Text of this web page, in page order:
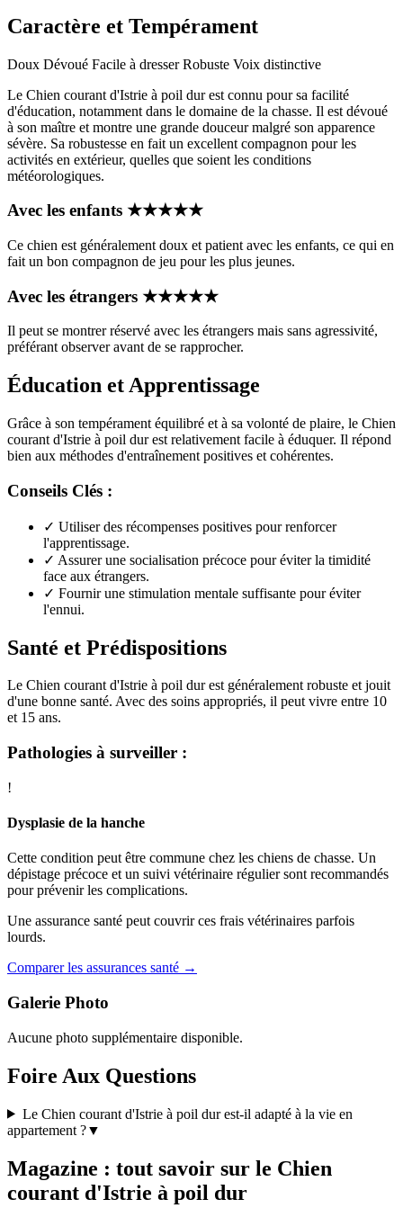
Caractère et Tempérament
Doux Dévoué Facile à dresserRobuste Voix distinctive
Le Chien courant d'Istrie à poil dur est connu pour sa facilité
d'éducation, notamment dans le domaine de la chasse. Il est dévoué
à son maître et montre une grande douceur malgré son apparence
sévère. Sa robustesse en fait un excellent compagnon pour les
activités en extérieur, quelles que soient les conditions
météorologiques.
Avec les enfants ★★★★★
Ce chien est généralement doux et patient avec les enfants, ce qui en
fait un bon compagnon de jeu pour les plus jeunes.
Avec les étrangers ★★★★★
Il peut se montrer réservé avec les étrangers mais sans agressivité,
préférant observer avant de se rapprocher.
Éducation et Apprentissage
Grâce à son tempérament équilibré et à sa volonté de plaire, le Chien
courant d'Istrie à poil dur est relativement facile à éduquer. Il répond
bien aux méthodes d'entraînement positives et cohérentes.
Conseils Clés :
✓ Utiliser des récompenses positives pour renforcer
l'apprentissage.
✓ Assurer une socialisation précoce pour éviter la timidité
face aux étrangers.
✓ Fournir une stimulation mentale suffisante pour éviter
l'ennui.
Santé et Prédispositions
Le Chien courant d'Istrie à poil dur est généralement robuste et jouit
d'une bonne santé. Avec des soins appropriés, il peut vivre entre 10
et 15 ans.
Pathologies à surveiller :
!
Dysplasie de la hanche
Cette condition peut être commune chez les chiens de chasse. Un
dépistage précoce et un suivi vétérinaire régulier sont recommandés
pour prévenir les complications.
Une assurance santé peut couvrir ces frais vétérinaires parfois
lourds.
Comparer les assurances santé →
Galerie Photo
Aucune photo supplémentaire disponible.
Foire Aux Questions
Le Chien courant d'Istrie à poil dur est-il adapté à la vie en
appartement ?▼
Magazine : tout savoir sur le Chien
courant d'Istrie à poil dur